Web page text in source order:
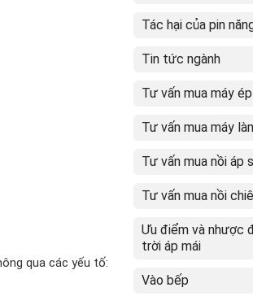
qua các yếu tố:
Tác hại của pin
Tin tức ngành
Tư vấn mua máy
Tư vấn mua máy
Tư vấn mua nồi áp
Tư vấn mua nồi
Ưu điểm và nhược
trời áp mái
Vào bếp